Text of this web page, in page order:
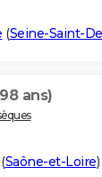
(Seine-Saint-
ans)
Saône-et-Loire)